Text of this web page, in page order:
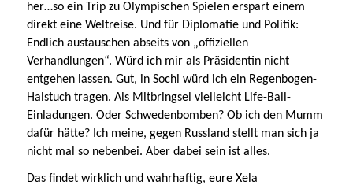
her…so ein Trip zu Olympischen Spielen erspart einem
direkt eine Weltreise. Und für Diplomatie und Politik:
Endlich austauschen abseits von „offiziellen
Verhandlungen“. Würd ich mir als Präsidentin nicht
entgehen lassen. Gut, in Sochi würd ich ein Regenbogen-
Halstuch tragen. Als Mitbringsel vielleicht Life-Ball-
Einladungen. Oder Schwedenbomben? Ob ich den Mumm
dafür hätte? Ich meine, gegen Russland stellt man sich ja
nicht mal so nebenbei. Aber dabei sein ist alles.
Das findet wirklich und wahrhaftig, eure Xela